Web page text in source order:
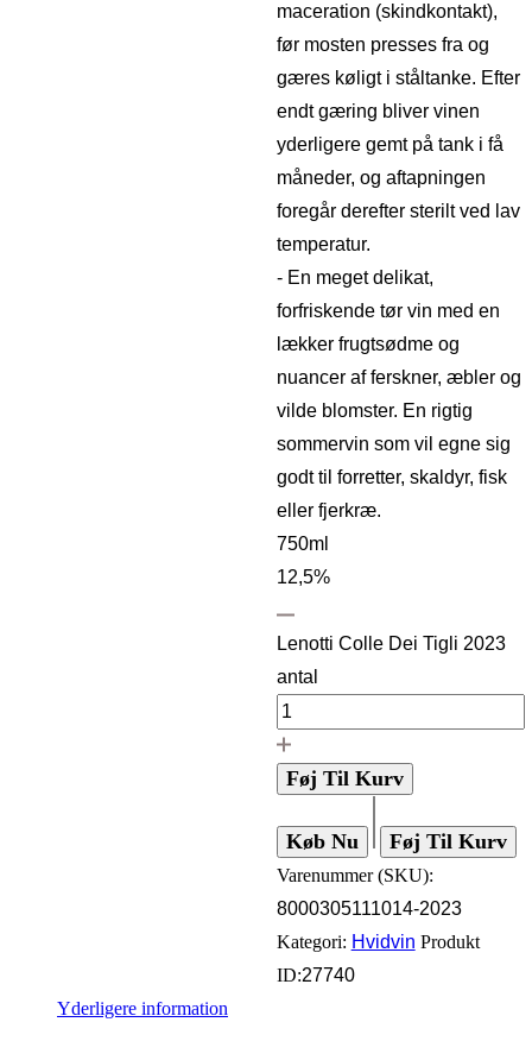
maceration (skindkontakt),
før mosten presses fra og
gæres køligt i ståltanke. Efter
endt gæring bliver vinen
yderligere gemt på tank i få
måneder, og aftapningen
foregår derefter sterilt ved lav
temperatur.
- En meget delikat,
forfriskende tør vin med en
lækker frugtsødme og
nuancer af ferskner, æbler og
vilde blomster. En rigtig
sommervin som vil egne sig
godt til forretter, skaldyr, fisk
eller fjerkræ.
750ml
12,5%
Lenotti Colle Dei Tigli 2023
antal
Føj Til Kurv
Køb Nu Føj Til Kurv
Varenummer (SKU):
8000305111014-2023
Kategori: Hvidvin Produkt
ID:27740
Yderligere information